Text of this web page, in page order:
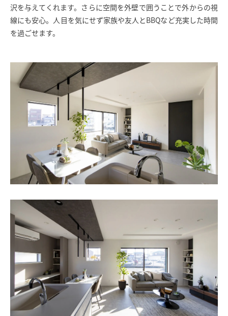
沢を与えてくれます。さらに空間を外壁で囲うことで外からの視
線にも安心。人目を気にせず家族や友人とBBQなど充実した時間
を過ごせます。